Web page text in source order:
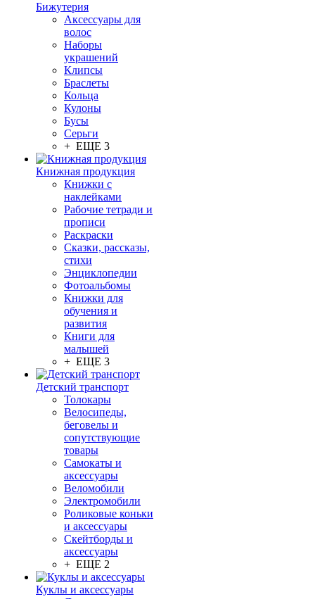
Бижутерия
Аксессуары для
волос
Наборы
украшений
Клипсы
Браслеты
Кольца
Кулоны
Бусы
Серьги
+ ЕЩЕ 3
Книжная продукция
Книжки с
наклейками
Рабочие тетради и
прописи
Раскраски
Сказки, рассказы,
стихи
Энциклопедии
Фотоальбомы
Книжки для
обучения и
развития
Книги для
малышей
+ ЕЩЕ 3
Детский транспорт
Толокары
Велосипеды,
беговелы и
сопутствующие
товары
Самокаты и
аксессуары
Веломобили
Электромобили
Роликовые коньки
и аксессуары
Скейтборды и
аксессуары
+ ЕЩЕ 2
Куклы и аксессуары